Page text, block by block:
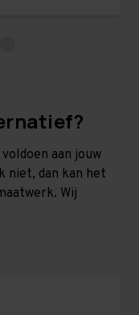
aan jouw
niet, dan kan het
Wij